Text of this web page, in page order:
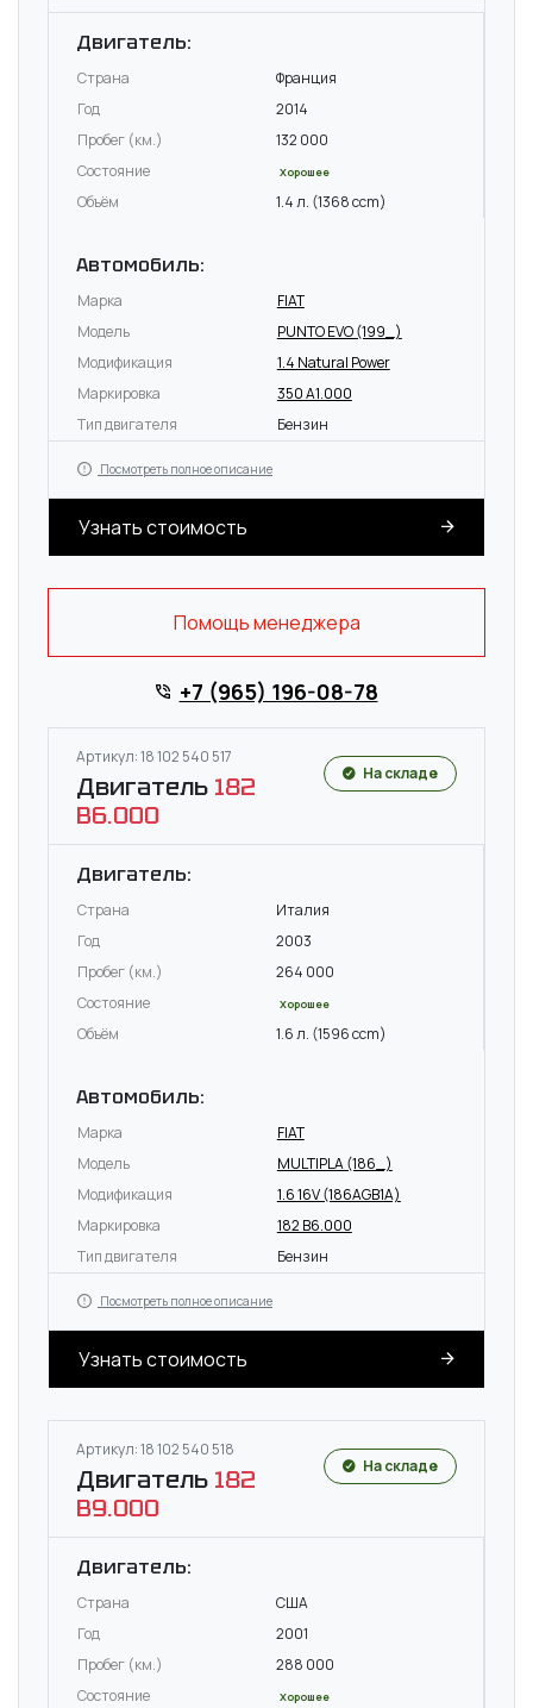
Двигатель:
Страна
Франция
Год
2014
Пробег (км.)
132 000
Состояние
Хорошее
Объём 1.4 л. (1368 ccm)
Автомобиль:
Марка
FIAT
Модель
PUNTO EVO (199_)
Модификация
1.4 Natural Power
Маркировка
350 A1.000
Тип двигателя
Бензин
Посмотреть полное описание
Узнать стоимость
Помощь менеджера
+7 (965) 196-08-78
Артикул: 18 102 540 517
Двигатель 182
B6.000
На складе
Двигатель:
Страна
Италия
Год
2003
Пробег (км.)
264 000
Состояние
Хорошее
Объём 1.6 л. (1596 ccm)
Автомобиль:
Марка
FIAT
Модель
MULTIPLA (186_)
Модификация
1.6 16V (186AGB1A)
Маркировка
182 B6.000
Тип двигателя
Бензин
Посмотреть полное описание
Узнать стоимость
Артикул: 18 102 540 518
Двигатель 182
B9.000
На складе
Двигатель:
Страна
США
Год
2001
Пробег (км.)
288 000
Состояние
Хорошее